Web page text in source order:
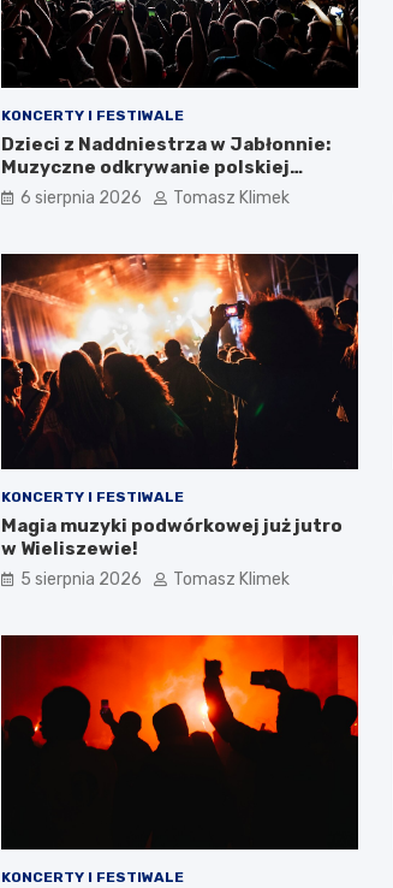
KONCERTY I FESTIWALE
Dzieci z Naddniestrza w Jabłonnie:
Muzyczne odkrywanie polskiej
tożsamości
6 sierpnia 2026 Tomasz Klimek
KONCERTY I FESTIWALE
Magia muzyki podwórkowej już jutro
w Wieliszewie!
5 sierpnia 2026 Tomasz Klimek
KONCERTY I FESTIWALE